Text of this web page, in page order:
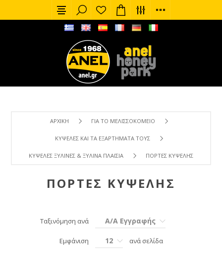
ΑΡΧΙΚΉ ΓΙΑ ΤΟ ΜΕΛΙΣΣΟΚΟΜΕΊΟ
ΚΥΨΈΛΕΣ ΚΑΙ ΤΑ ΕΞΑΡΤΉΜΑΤΑ ΤΟΥΣ
ΚΥΨΈΛΕΣ ΞΎΛΙΝΕΣ & ΞΎΛΙΝΑ ΠΛΑΊΣΙΑ ΠΌΡΤΕΣ KΥΨΈΛΗΣ
ΠΌΡΤΕΣ KΥΨΈΛΗΣ
Ταξινόμηση ανά Α/Α Εγγραφής
Εμφάνιση 12 ανά σελίδα